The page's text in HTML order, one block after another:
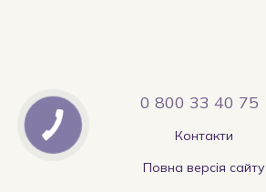
0 800 33 40 75
Контакти
Повна версія сайту